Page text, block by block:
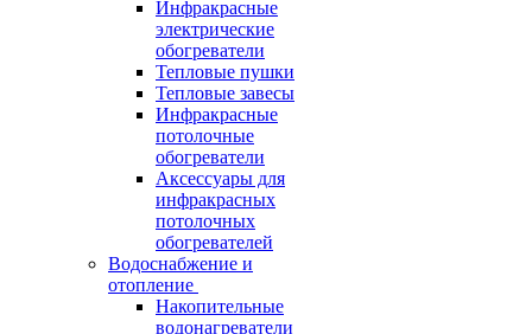
Инфракрасные
электрические
обогреватели
Тепловые пушки
Тепловые завесы
Инфракрасные
потолочные
обогреватели
Аксессуары для
инфракрасных
потолочных
обогревателей
Водоснабжение и
отопление
Накопительные
водонагреватели